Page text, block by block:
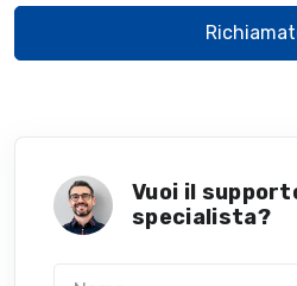
Vuoi il
specialista?